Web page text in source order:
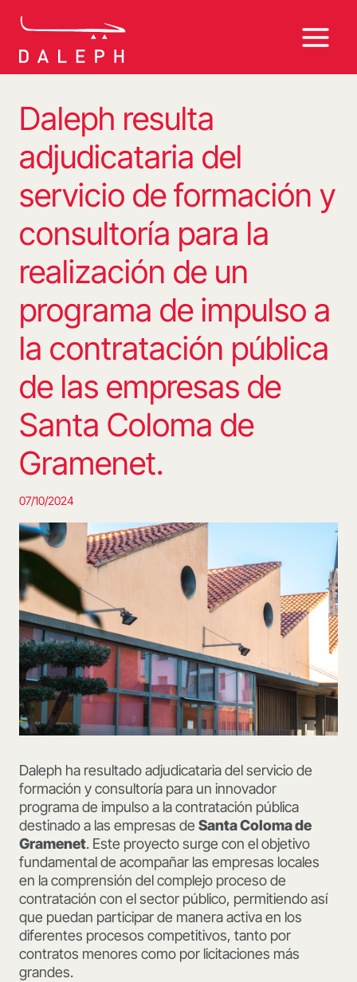
Daleph resulta
adjudicataria del
servicio de formación y
consultoría para la
realización de un
programa de impulso a
la contratación pública
de las empresas de
Santa Coloma de
Gramenet.
07/10/2024
Daleph ha resultado adjudicataria del servicio de
formación y consultoría para un innovador
programa de impulso a la contratación pública
destinado a las empresas de Santa Coloma de
Gramenet. Este proyecto surge con el objetivo
fundamental de acompañar las empresas locales
en la comprensión del complejo proceso de
contratación con el sector público, permitiendo así
que puedan participar de manera activa en los
diferentes procesos competitivos, tanto por
contratos menores como por licitaciones más
grandes.